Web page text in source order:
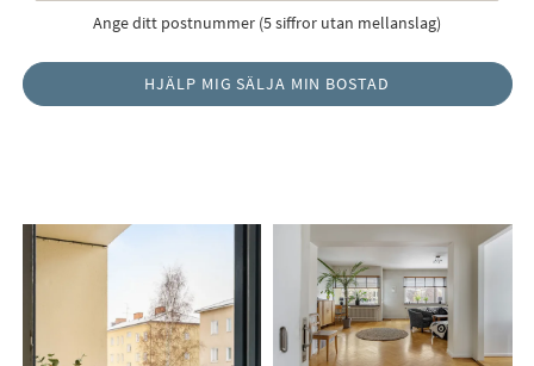
Ange ditt postnummer (5 siffror utan mellanslag)